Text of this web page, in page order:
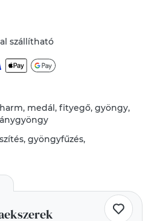
szállítható
, medál,fityegő,gyöngy,
,gyöngyfűzés,